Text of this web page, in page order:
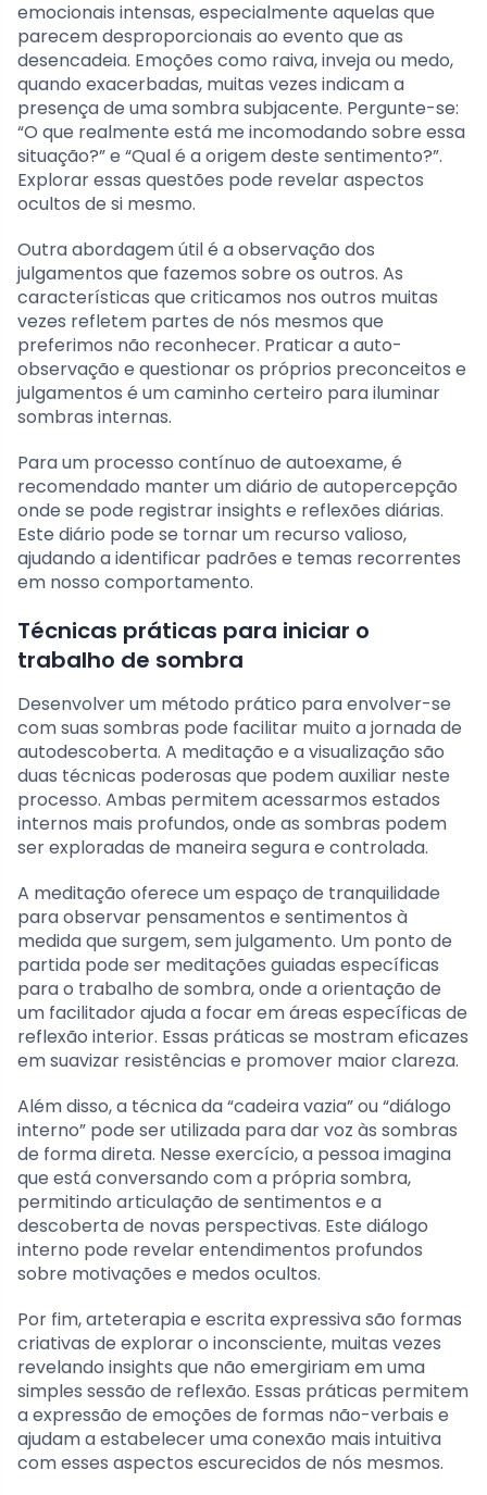
emocionais intensas, especialmente aquelas que
parecem desproporcionais ao evento que as
desencadeia. Emoções como raiva, inveja ou medo,
quando exacerbadas, muitas vezes indicam a
presença de uma sombra subjacente. Pergunte-se:
“O que realmente está me incomodando sobre essa
situação?” e “Qual é a origem deste sentimento?”.
Explorar essas questões pode revelar aspectos
ocultos de si mesmo.
Outra abordagem útil é a observação dos
julgamentos que fazemos sobre os outros. As
características que criticamos nos outros muitas
vezes refletem partes de nós mesmos que
preferimos não reconhecer. Praticar a auto-
observação e questionar os próprios preconceitos e
julgamentos é um caminho certeiro para iluminar
sombras internas.
Para um processo contínuo de autoexame, é
recomendado manter um diário de autopercepção
onde se pode registrar insights e reflexões diárias.
Este diário pode se tornar um recurso valioso,
ajudando a identificar padrões e temas recorrentes
em nosso comportamento.
Técnicas práticas para iniciar o
trabalho de sombra
Desenvolver um método prático para envolver-se
com suas sombras pode facilitar muito a jornada de
autodescoberta. A meditação e a visualização são
duas técnicas poderosas que podem auxiliar neste
processo. Ambas permitem acessarmos estados
internos mais profundos, onde as sombras podem
ser exploradas de maneira segura e controlada.
A meditação oferece um espaço de tranquilidade
para observar pensamentos e sentimentos à
medida que surgem, sem julgamento. Um ponto de
partida pode ser meditações guiadas específicas
para o trabalho de sombra, onde a orientação de
um facilitador ajuda a focar em áreas específicas de
reflexão interior. Essas práticas se mostram eficazes
em suavizar resistências e promover maior clareza.
Além disso, a técnica da “cadeira vazia” ou “diálogo
interno” pode ser utilizada para dar voz às sombras
de forma direta. Nesse exercício, a pessoa imagina
que está conversando com a própria sombra,
permitindo articulação de sentimentos e a
descoberta de novas perspectivas. Este diálogo
interno pode revelar entendimentos profundos
sobre motivações e medos ocultos.
Por fim, arteterapia e escrita expressiva são formas
criativas de explorar o inconsciente, muitas vezes
revelando insights que não emergiriam em uma
simples sessão de reflexão. Essas práticas permitem
a expressão de emoções de formas não-verbais e
ajudam a estabelecer uma conexão mais intuitiva
com esses aspectos escurecidos de nós mesmos.